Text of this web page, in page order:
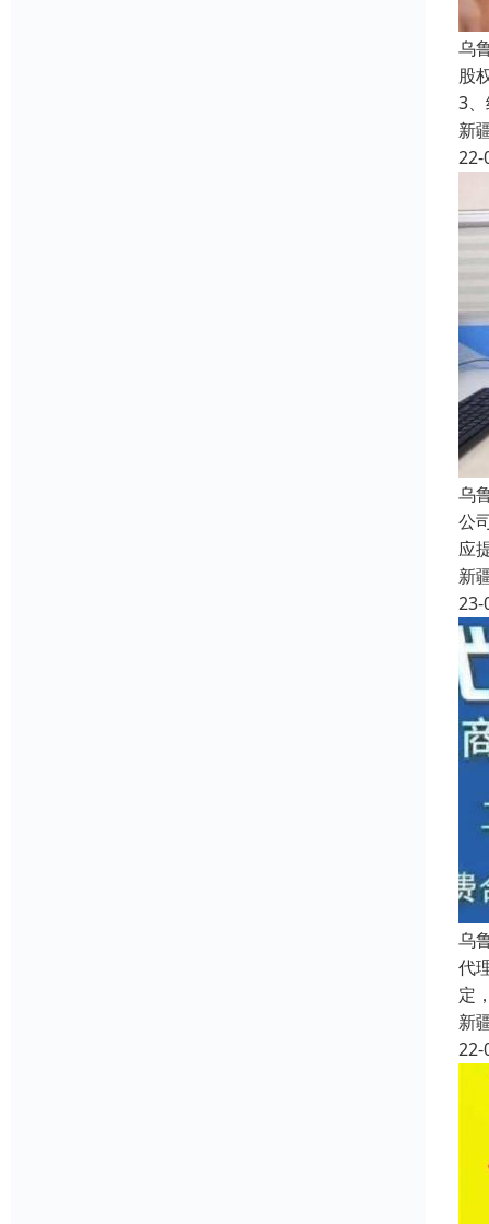
乌
股
3
新
22-
乌
公
应
新
23-
乌
代
定
新
22-